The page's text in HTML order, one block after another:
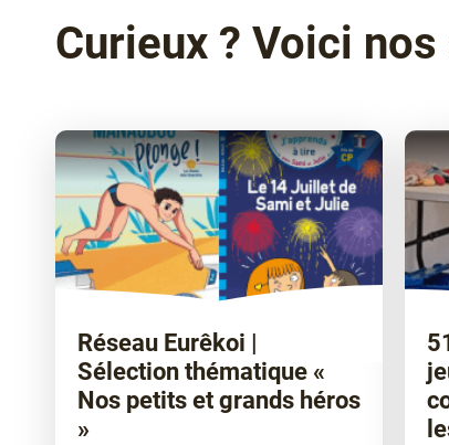
Facebook
!
Curieux ? Voici
Réseau Eurêkoi |
Sélection thématique «
Nos petits et grands héros
»